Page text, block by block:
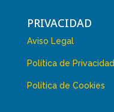
PRIVACIDAD
Aviso Legal
Política de Privacidad
Política de Cookies